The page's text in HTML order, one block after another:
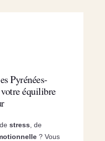
Pyrénées-
équilibre
stress , de
? Vous